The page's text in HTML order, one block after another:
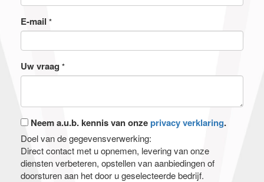
E-mail *
Uw vraag *
Neem a.u.b. kennis van onzeprivacy verklaring.
Doel van de gegevensverwerking:
Direct contact met u opnemen, levering van onze
diensten verbeteren, opstellen van aanbiedingen of
doorsturen aan het door u geselecteerde bedrijf.